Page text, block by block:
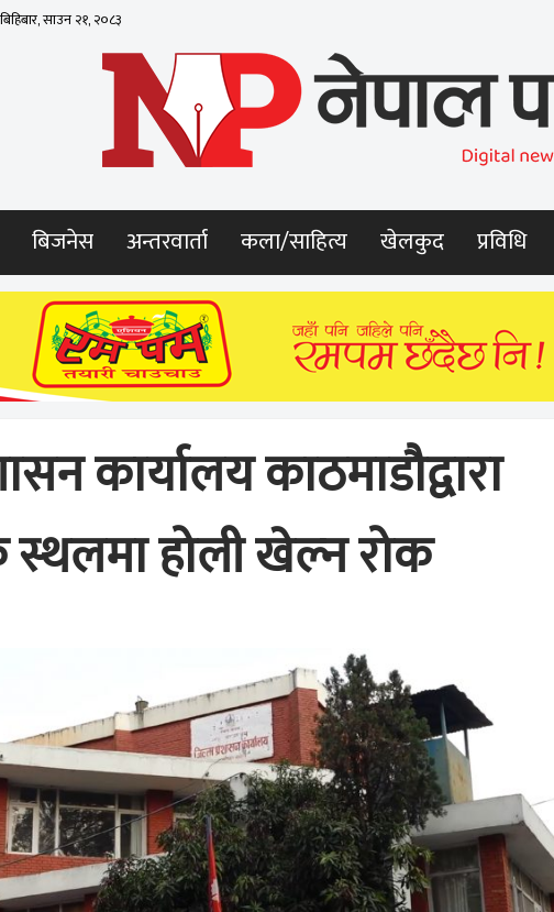
साउन २१, २०८३
बिजनेस अन्तरवार्ता कला/साहित्य खेलकुद प्रविधि
कार्यालय काठमाडौद्वारा
स्थलमा होली खेल्न रोक